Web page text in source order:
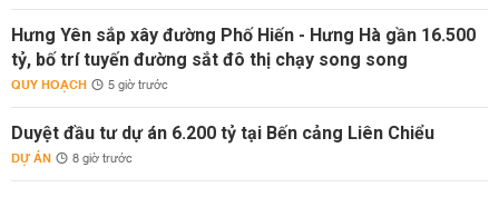
Hưng Yên sắp xây đường Phố Hiến - Hưng Hà gần 16.500
tỷ, bố trí tuyến đường sắt đô thị chạy song song
QUY HOẠCH 5 giờ trước
Duyệt đầu tư dự án 6.200 tỷ tại Bến cảng Liên Chiểu
DỰ ÁN 8 giờ trước